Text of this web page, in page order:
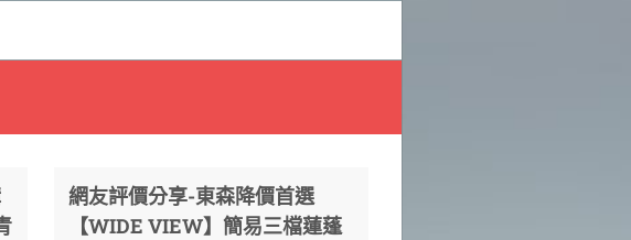
網友評價分享-東森降價首選
【WIDE VIEW】簡易三檔蓮蓬